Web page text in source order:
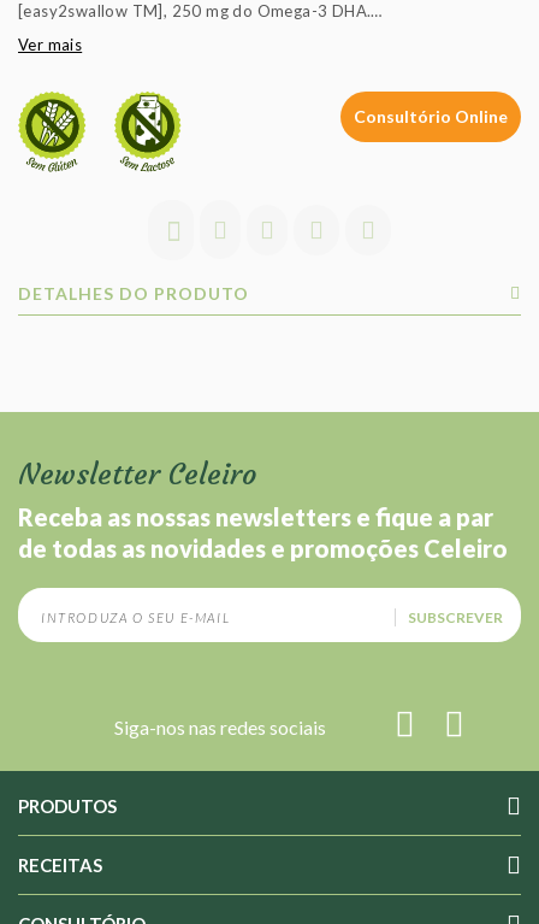
[easy2swallow TM], 250 mg do Omega-3 DHA.
normal do cérebro e dos olhos no feto e no lactente alimentado
pelo menos, 200 mg de DHA.
Ver mais
Consultório Online
DETALHES DO PRODUTO
Newsletter Celeiro
Receba as nossas newsletters e fique a par
de todas as novidades e promoções Celeiro
SUBSCREVER
Siga-nos nas redes sociais
PRODUTOS
RECEITAS